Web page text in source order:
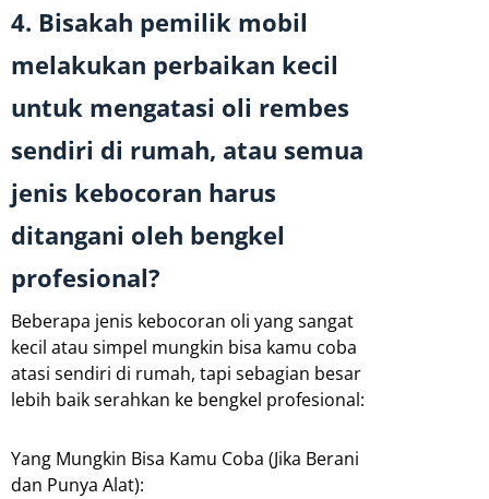
4. Bisakah pemilik mobil
melakukan perbaikan kecil
untuk mengatasi oli rembes
sendiri di rumah, atau semua
jenis kebocoran harus
ditangani oleh bengkel
profesional?
Beberapa jenis kebocoran oli yang sangat
kecil atau simpel mungkin bisa kamu coba
atasi sendiri di rumah, tapi sebagian besar
lebih baik serahkan ke bengkel profesional:
Yang Mungkin Bisa Kamu Coba (Jika Berani
dan Punya Alat):